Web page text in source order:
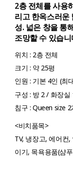
2층 전체를 사용
리고 한옥스러운
성. 넓은 창을 통
조망할 수 있습니
위치 : 2층 전체
크기 : 약 25평
인원 : 기본 4인 (최
구성 : 방 2 / 화장
침구 : Queen size 2
<비치품목>
TV, 냉장고, 에어컨
이기, 목욕용품(샴